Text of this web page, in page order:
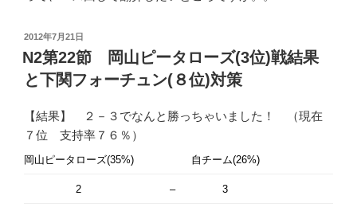
投
稿
日:
2012年7月21日
N2第22節 岡山ピータローズ(3位)戦結果
と下関フォーチュン(８位)対策
【結果】 ２－３でなんと勝っちゃいました！ （現在
７位 支持率７６％）
岡山ピータローズ(35%) 自チーム(26%)
2 – 3